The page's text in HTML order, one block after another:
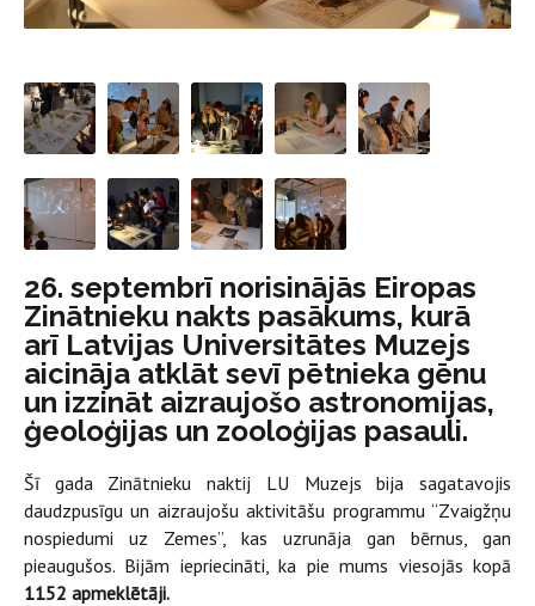
26. septembrī norisinājās Eiropas
Zinātnieku nakts pasākums, kurā
arī Latvijas Universitātes Muzejs
aicināja atklāt sevī pētnieka gēnu
un izzināt aizraujošo astronomijas,
ģeoloģijas un zooloģijas pasauli.
Šī gada Zinātnieku naktij LU Muzejs bija sagatavojis
daudzpusīgu un aizraujošu aktivitāšu programmu “Zvaigžņu
nospiedumi uz Zemes”, kas uzrunāja gan bērnus, gan
pieaugušos. Bijām iepriecināti, ka pie mums viesojās kopā
1152 apmeklētāji.